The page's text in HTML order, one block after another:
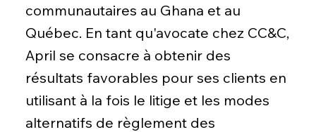
communautaires au Ghana et au
Québec. En tant qu'avocate chez CC&C,
April se consacre à obtenir des
résultats favorables pour ses clients en
utilisant à la fois le litige et les modes
alternatifs de règlement des